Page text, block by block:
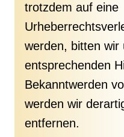
trotzdem auf eine
werden, bitten wir
entsprechenden
Bekanntwerden
werden wir
entfernen.